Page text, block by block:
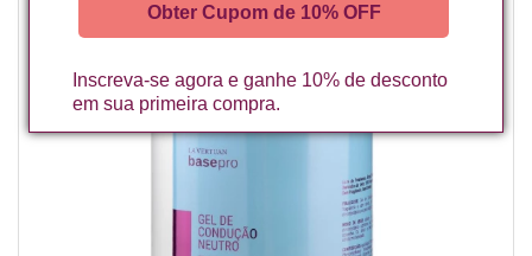
Obter Cupom de 10% OFF
Inscreva-se agora e ganhe 10% de desconto
em sua primeira compra.